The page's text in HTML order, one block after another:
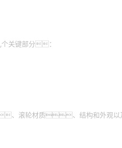
关键部分：
、滚轮材质、结构和外观